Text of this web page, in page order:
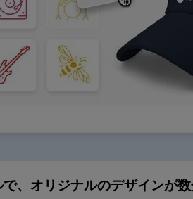
、オリジナルのデザインが